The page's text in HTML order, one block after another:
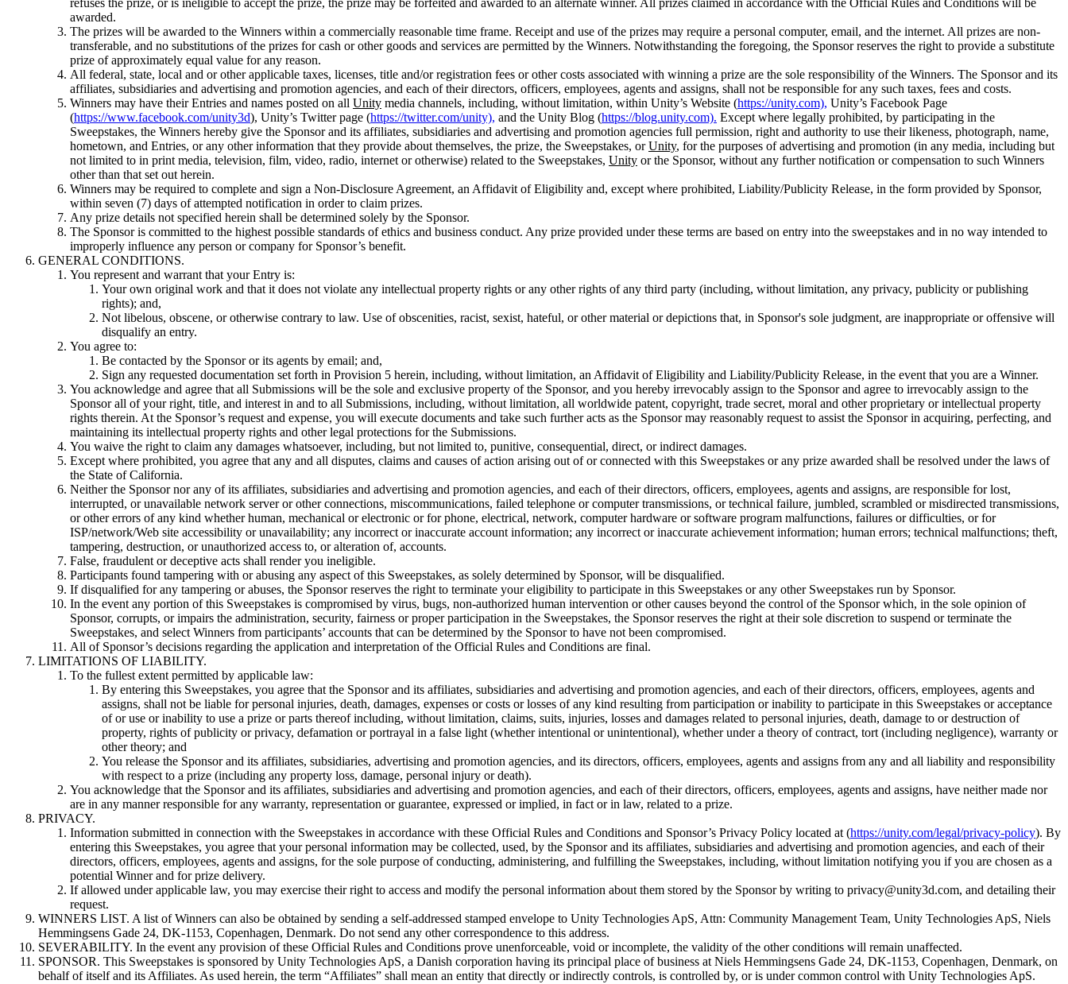
refuses the prize, or is ineligible to accept the prize, the prize may be forfeited and awarded to an alternate winner. All prizes claimed in accordance with the Official Rules and Conditions will be
awarded.
The prizes will be awarded to the Winners within a commercially reasonable time frame. Receipt and use of the prizes may require a personal computer, email, and the internet. All prizes are non-
transferable, and no substitutions of the prizes for cash or other goods and services are permitted by the Winners. Notwithstanding the foregoing, the Sponsor reserves the right to provide a substitute
prize of approximately equal value for any reason.
All federal, state, local and or other applicable taxes, licenses, title and/or registration fees or other costs associated with winning a prize are the sole responsibility of the Winners. The Sponsor and its
affiliates, subsidiaries and advertising and promotion agencies, and each of their directors, officers, employees, agents and assigns, shall not be responsible for any such taxes, fees and costs.
Winners may have their Entries and names posted on all Unity media channels, including, without limitation, within Unity’s Website (https://unity.com), Unity’s Facebook Page
(https://www.facebook.com/unity3d), Unity’s Twitter page (https://twitter.com/unity), and the Unity Blog (https://blog.unity.com). Except where legally prohibited, by participating in the
Sweepstakes, the Winners hereby give the Sponsor and its affiliates, subsidiaries and advertising and promotion agencies full permission, right and authority to use their likeness, photograph, name,
hometown, and Entries, or any other information that they provide about themselves, the prize, the Sweepstakes, orUnity, for the purposes of advertising and promotion (in any media, including but
not limited to in print media, television, film, video, radio, internet or otherwise) related to the Sweepstakes, Unity or the Sponsor, without any further notification or compensation to such Winners
other than that set out herein.
Winners may be required to complete and sign a Non-Disclosure Agreement, an Affidavit of Eligibility and, except where prohibited, Liability/Publicity Release, in the form provided by Sponsor,
within seven (7) days of attempted notification in order to claim prizes.
Any prize details not specified herein shall be determined solely by the Sponsor.
The Sponsor is committed to the highest possible standards of ethics and business conduct. Any prize provided under these terms are based on entry into the sweepstakes and in no way intended to
improperly influence any person or company for Sponsor’s benefit.
GENERAL CONDITIONS.
You represent and warrant that your Entry is:
Your own original work and that it does not violate any intellectual property rights or any other rights of any third party (including, without limitation, any privacy, publicity or publishing
rights); and,
Not libelous, obscene, or otherwise contrary to law. Use of obscenities, racist, sexist, hateful, or other material or depictions that, in Sponsor's sole judgment, are inappropriate or offensive will
disqualify an entry.
You agree to:
Be contacted by the Sponsor or its agents by email; and,
Sign any requested documentation set forth in Provision 5 herein, including, without limitation, an Affidavit of Eligibility and Liability/Publicity Release, in the event that you are a Winner.
You acknowledge and agree that all Submissions will be the sole and exclusive property of the Sponsor, and you hereby irrevocably assign to the Sponsor and agree to irrevocably assign to the
Sponsor all of your right, title, and interest in and to all Submissions, including, without limitation, all worldwide patent, copyright, trade secret, moral and other proprietary or intellectual property
rights therein. At the Sponsor’s request and expense, you will execute documents and take such further acts as the Sponsor may reasonably request to assist the Sponsor in acquiring, perfecting, and
maintaining its intellectual property rights and other legal protections for the Submissions.
You waive the right to claim any damages whatsoever, including, but not limited to, punitive, consequential, direct, or indirect damages.
Except where prohibited, you agree that any and all disputes, claims and causes of action arising out of or connected with this Sweepstakes or any prize awarded shall be resolved under the laws of
the State of California.
Neither the Sponsor nor any of its affiliates, subsidiaries and advertising and promotion agencies, and each of their directors, officers, employees, agents and assigns, are responsible for lost,
interrupted, or unavailable network server or other connections, miscommunications, failed telephone or computer transmissions, or technical failure, jumbled, scrambled or misdirected transmissions,
or other errors of any kind whether human, mechanical or electronic or for phone, electrical, network, computer hardware or software program malfunctions, failures or difficulties, or for
ISP/network/Web site accessibility or unavailability; any incorrect or inaccurate account information; any incorrect or inaccurate achievement information; human errors; technical malfunctions; theft,
tampering, destruction, or unauthorized access to, or alteration of, accounts.
False, fraudulent or deceptive acts shall render you ineligible.
Participants found tampering with or abusing any aspect of this Sweepstakes, as solely determined by Sponsor, will be disqualified.
If disqualified for any tampering or abuses, the Sponsor reserves the right to terminate your eligibility to participate in this Sweepstakes or any other Sweepstakes run by Sponsor.
In the event any portion of this Sweepstakes is compromised by virus, bugs, non-authorized human intervention or other causes beyond the control of the Sponsor which, in the sole opinion of
Sponsor, corrupts, or impairs the administration, security, fairness or proper participation in the Sweepstakes, the Sponsor reserves the right at their sole discretion to suspend or terminate the
Sweepstakes, and select Winners from participants’ accounts that can be determined by the Sponsor to have not been compromised.
All of Sponsor’s decisions regarding the application and interpretation of the Official Rules and Conditions are final.
LIMITATIONS OF LIABILITY.
To the fullest extent permitted by applicable law:
By entering this Sweepstakes, you agree that the Sponsor and its affiliates, subsidiaries and advertising and promotion agencies, and each of their directors, officers, employees, agents and
assigns, shall not be liable for personal injuries, death, damages, expenses or costs or losses of any kind resulting from participation or inability to participate in this Sweepstakes or acceptance
of or use or inability to use a prize or parts thereof including, without limitation, claims, suits, injuries, losses and damages related to personal injuries, death, damage to or destruction of
property, rights of publicity or privacy, defamation or portrayal in a false light (whether intentional or unintentional), whether under a theory of contract, tort (including negligence), warranty or
other theory; and
You release the Sponsor and its affiliates, subsidiaries, advertising and promotion agencies, and its directors, officers, employees, agents and assigns from any and all liability and responsibility
with respect to a prize (including any property loss, damage, personal injury or death).
You acknowledge that the Sponsor and its affiliates, subsidiaries and advertising and promotion agencies, and each of their directors, officers, employees, agents and assigns, have neither made nor
are in any manner responsible for any warranty, representation or guarantee, expressed or implied, in fact or in law, related to a prize.
PRIVACY.
Information submitted in connection with the Sweepstakes in accordance with these Official Rules and Conditions and Sponsor’s Privacy Policy located at (https://unity.com/legal/privacy-policy). By
entering this Sweepstakes, you agree that your personal information may be collected, used, by the Sponsor and its affiliates, subsidiaries and advertising and promotion agencies, and each of their
directors, officers, employees, agents and assigns, for the sole purpose of conducting, administering, and fulfilling the Sweepstakes, including, without limitation notifying you if you are chosen as a
potential Winner and for prize delivery.
If allowed under applicable law, you may exercise their right to access and modify the personal information about them stored by the Sponsor by writing to privacy@unity3d.com, and detailing their
request.
WINNERS LIST. A list of Winners can also be obtained by sending a self-addressed stamped envelope to Unity Technologies ApS, Attn: Community Management Team, Unity Technologies ApS, Niels
Hemmingsens Gade 24, DK-1153, Copenhagen, Denmark. Do not send any other correspondence to this address.
SEVERABILITY. In the event any provision of these Official Rules and Conditions prove unenforceable, void or incomplete, the validity of the other conditions will remain unaffected.
SPONSOR. This Sweepstakes is sponsored by Unity Technologies ApS, a Danish corporation having its principal place of business at Niels Hemmingsens Gade 24, DK-1153, Copenhagen, Denmark, on
behalf of itself and its Affiliates. As used herein, the term “Affiliates” shall mean an entity that directly or indirectly controls, is controlled by, or is under common control with Unity Technologies ApS.